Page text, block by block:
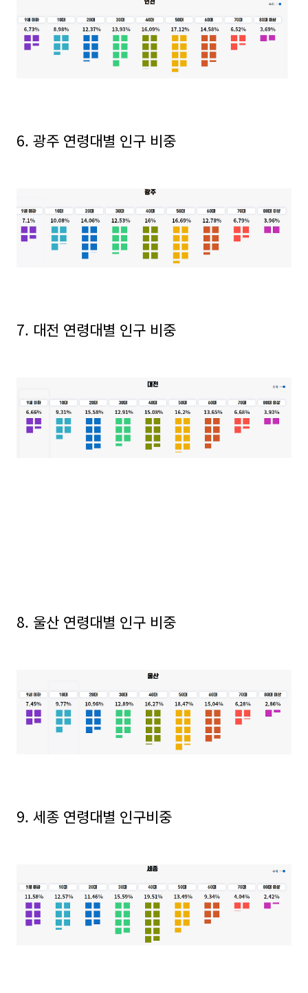
6. 광주 연령대별 인구 비중
7. 대전 연령대별 인구 비중
8. 울산 연령대별 인구 비중
9. 세종 연령대별 인구비중